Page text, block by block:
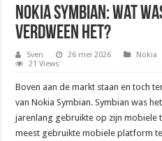
Nokia Symbian: wat
verdween het?
Sven 26 mei 2026 Nokia
21 Views
Boven aan de markt staan en toch
van Nokia Symbian. Symbian was
jarenlang gebruikte op zijn mobiele
meest gebruikte mobiele platform